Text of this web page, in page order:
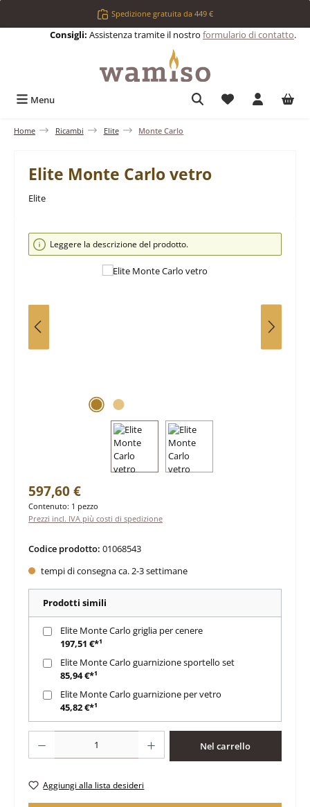
Passa al contenuto principaleSpedizione gratuita da 449 €
Consigli: Assistenza tramite il nostro formulario di contatto.
Menu Hai 0 articoli
Home Ricambi Elite Monte Carlo
Elite Monte Carlo vetro
Elite
Salta la galleria di immagini
Leggere la descrizione del prodotto.
Prezzo normale:
597,60 €
Contenuto: 1 pezzo
Prezzi incl. IVA più costi di spedizione
Codice prodotto: 01068543
tempi di consegna ca. 2-3 settimane
Prodotti simili
Elite Monte Carlo griglia per cenere
197,51 €*¹
Elite Monte Carlo guarnizione sportello set
85,94 €*¹
Elite Monte Carlo guarnizione per vetro
45,82 €*¹
Nel carrello
Aggiungi alla lista desideri